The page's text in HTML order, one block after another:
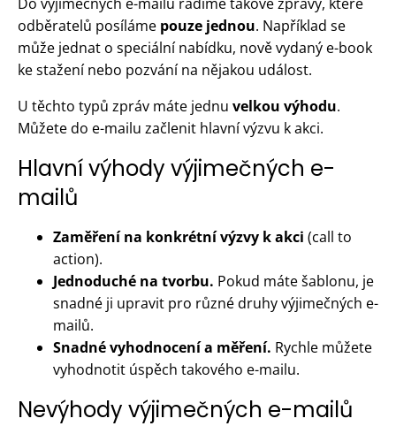
odběratelů posíláme pouze jednou. Například se
může jednat o speciální nabídku, nově vydaný e-book
ke stažení nebo pozvání na nějakou událost.
U těchto typů zpráv máte jednu velkou výhodu.
Můžete do e-mailu začlenit hlavní výzvu k akci.
Hlavní výhody výjimečných e-
mailů
Zaměření na konkrétní výzvy k akci (call to
action).
Jednoduché na tvorbu. Pokud máte šablonu, je
snadné ji upravit pro různé druhy výjimečných e-
mailů.
Snadné vyhodnocení a měření. Rychle můžete
vyhodnotit úspěch takového e-mailu.
Nevýhody výjimečných e-mailů